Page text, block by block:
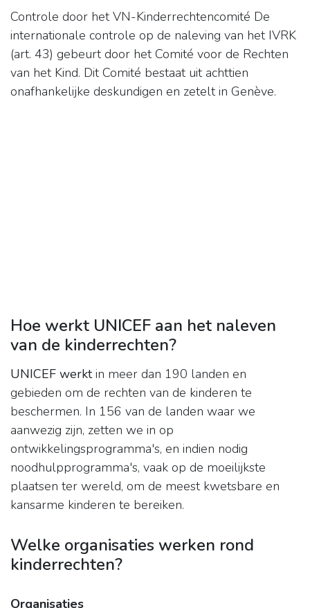
Controle door het VN-Kinderrechtencomité De
internationale controle op de naleving van het IVRK
(art. 43) gebeurt door het Comité voor de Rechten
van het Kind. Dit Comité bestaat uit achttien
onafhankelijke deskundigen en zetelt in Genève.
Hoe werkt UNICEF aan het naleven
van de kinderrechten?
UNICEF werktin meer dan 190 landen en
gebieden om de rechten van de kinderen te
beschermen. In 156 van de landen waar we
aanwezig zijn, zetten we in op
ontwikkelingsprogramma's, en indien nodig
noodhulpprogramma's, vaak op de moeilijkste
plaatsen ter wereld, om de meest kwetsbare en
kansarme kinderen te bereiken.
Welke organisaties werken rond
kinderrechten?
Organisaties